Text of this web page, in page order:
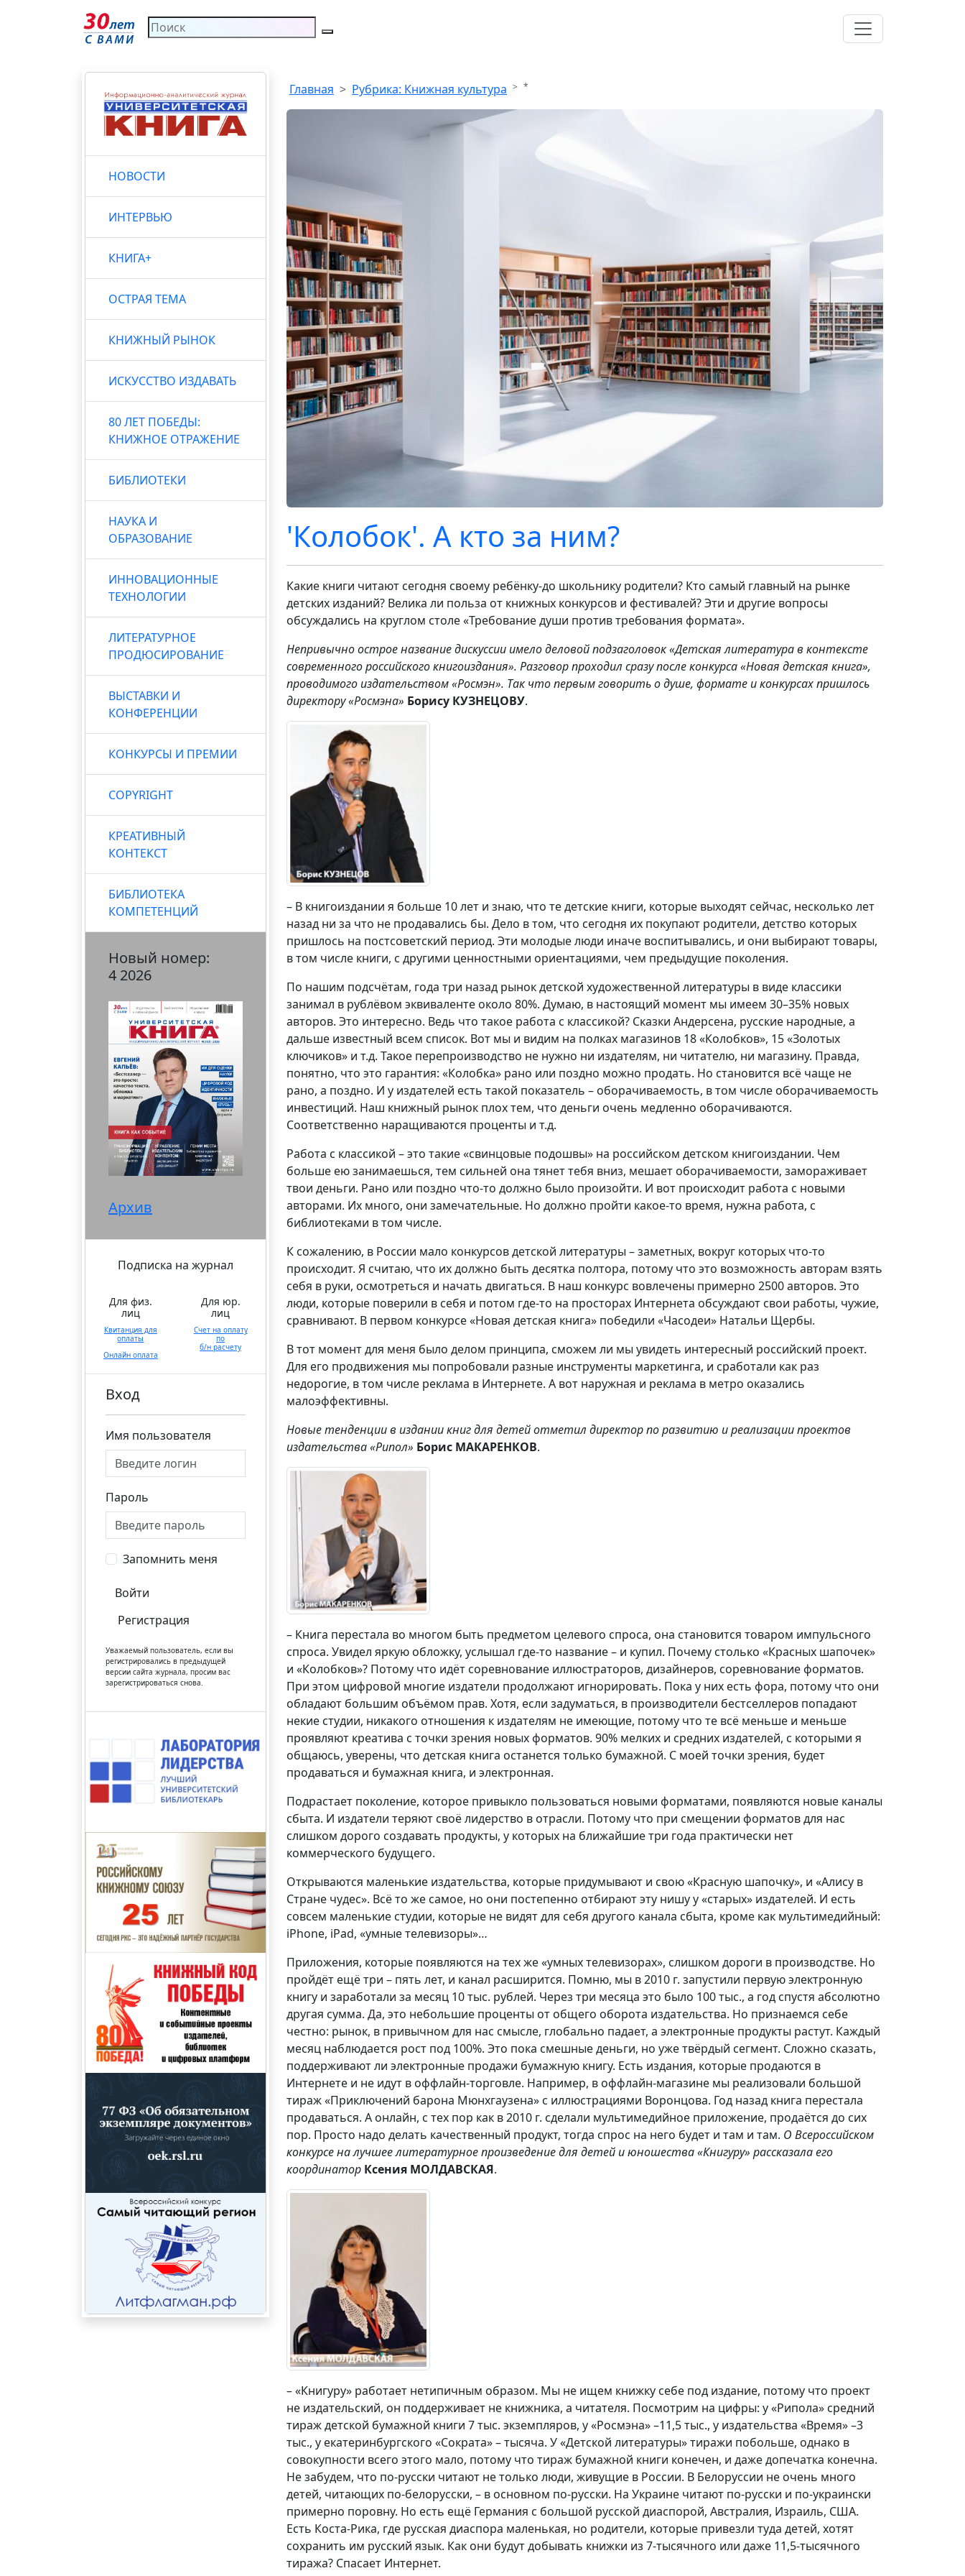
НОВОСТИ
ИНТЕРВЬЮ
КНИГА+
ОСТРАЯ ТЕМА
КНИЖНЫЙ РЫНОК
ИСКУССТВО ИЗДАВАТЬ
80 ЛЕТ ПОБЕДЫ:
КНИЖНОЕ ОТРАЖЕНИЕ
БИБЛИОТЕКИ
НАУКА И
ОБРАЗОВАНИЕ
ИННОВАЦИОННЫЕ
ТЕХНОЛОГИИ
ЛИТЕРАТУРНОЕ
ПРОДЮСИРОВАНИЕ
ВЫСТАВКИ И
КОНФЕРЕНЦИИ
КОНКУРСЫ И ПРЕМИИ
COPYRIGHT
КРЕАТИВНЫЙ
КОНТЕКСТ
БИБЛИОТЕКА
КОМПЕТЕНЦИЙ
Новый номер:
4 2026
Архив
Подписка на журнал
Для физ.
лиц
Квитанция для
оплаты
Онлайн оплата
Для юр.
лиц
Счет на оплату
по
б/н расчету
Вход
Имя пользователя
Пароль
Запомнить меня
Войти
Регистрация
Уважаемый пользователь, если вы
регистрировались в предыдущей
версии сайта журнала, просим вас
зарегистрироваться снова.
Главная Рубрика: Книжная культура *
'Колобок'. А кто за ним?
Какие книги читают сегодня своему ребёнку-до школьнику родители? Кто самый главный на рынке
детских изданий? Велика ли польза от книжных конкурсов и фестивалей? Эти и другие вопросы
обсуждались на круглом столе «Требование души против требования формата».
Непривычно острое название дискуссии имело деловой подзаголовок «Детская литература в контексте
современного российского книгоиздания». Разговор проходил сразу после конкурса «Новая детская книга»,
проводимого издательством «Росмэн». Так что первым говорить о душе, формате и конкурсах пришлось
директору «Росмэна» Борису КУЗНЕЦОВУ.
– В книгоиздании я больше 10 лет и знаю, что те детские книги, которые выходят сейчас, несколько лет
назад ни за что не продавались бы. Дело в том, что сегодня их покупают родители, детство которых
пришлось на постсоветский период. Эти молодые люди иначе воспитывались, и они выбирают товары,
в том числе книги, с другими ценностными ориентациями, чем предыдущие поколения.
По нашим подсчётам, года три назад рынок детской художественной литературы в виде классики
занимал в рублёвом эквиваленте около 80%. Думаю, в настоящий момент мы имеем 30–35% новых
авторов. Это интересно. Ведь что такое работа с классикой? Сказки Андерсена, русские народные, а
дальше известный всем список. Вот мы и видим на полках магазинов 18 «Колобков», 15 «Золотых
ключиков» и т.д. Такое перепроизводство не нужно ни издателям, ни читателю, ни магазину. Правда,
понятно, что это гарантия: «Колобка» рано или поздно можно продать. Но становится всё чаще не
рано, а поздно. И у издателей есть такой показатель – оборачиваемость, в том числе оборачиваемость
инвестиций. Наш книжный рынок плох тем, что деньги очень медленно оборачиваются.
Соответственно наращиваются проценты и т.д.
Работа с классикой – это такие «свинцовые подошвы» на российском детском книгоиздании. Чем
больше ею занимаешься, тем сильней она тянет тебя вниз, мешает оборачиваемости, замораживает
твои деньги. Рано или поздно что-то должно было произойти. И вот происходит работа с новыми
авторами. Их много, они замечательные. Но должно пройти какое-то время, нужна работа, с
библиотеками в том числе.
К сожалению, в России мало конкурсов детской литературы – заметных, вокруг которых что-то
происходит. Я считаю, что их должно быть десятка полтора, потому что это возможность авторам взять
себя в руки, осмотреться и начать двигаться. В наш конкурс вовлечены примерно 2500 авторов. Это
люди, которые поверили в себя и потом где-то на просторах Интернета обсуждают свои работы, чужие,
сравнивают. В первом конкурсе «Новая детская книга» победили «Часодеи» Натальи Щербы.
В тот момент для меня было делом принципа, сможем ли мы увидеть интересный российский проект.
Для его продвижения мы попробовали разные инструменты маркетинга, и сработали как раз
недорогие, в том числе реклама в Интернете. А вот наружная и реклама в метро оказались
малоэффективны.
Новые тенденции в издании книг для детей отметил директор по развитию и реализации проектов
издательства «Рипол» Борис МАКАРЕНКОВ.
– Книга перестала во многом быть предметом целевого спроса, она становится товаром импульсного
спроса. Увидел яркую обложку, услышал где-то название – и купил. Почему столько «Красных шапочек»
и «Колобков»? Потому что идёт соревнование иллюстраторов, дизайнеров, соревнование форматов.
При этом цифровой многие издатели продолжают игнорировать. Пока у них есть фора, потому что они
обладают большим объёмом прав. Хотя, если задуматься, в производители бестселлеров попадают
некие студии, никакого отношения к издателям не имеющие, потому что те всё меньше и меньше
проявляют креатива с точки зрения новых форматов. 90% мелких и средних издателей, с которыми я
общаюсь, уверены, что детская книга останется только бумажной. С моей точки зрения, будет
продаваться и бумажная книга, и электронная.
Подрастает поколение, которое привыкло пользоваться новыми форматами, появляются новые каналы
сбыта. И издатели теряют своё лидерство в отрасли. Потому что при смещении форматов для нас
слишком дорого создавать продукты, у которых на ближайшие три года практически нет
коммерческого будущего.
Открываются маленькие издательства, которые придумывают и свою «Красную шапочку», и «Алису в
Стране чудес». Всё то же самое, но они постепенно отбирают эту нишу у «старых» издателей. И есть
совсем маленькие студии, которые не видят для себя другого канала сбыта, кроме как мультимедийный:
iPhone, iPad, «умные телевизоры»…
Приложения, которые появляются на тех же «умных телевизорах», слишком дороги в производстве. Но
пройдёт ещё три – пять лет, и канал расширится. Помню, мы в 2010 г. запустили первую электронную
книгу и заработали за месяц 10 тыс. рублей. Через три месяца это было 100 тыс., а год спустя абсолютно
другая сумма. Да, это небольшие проценты от общего оборота издательства. Но признаемся себе
честно: рынок, в привычном для нас смысле, глобально падает, а электронные продукты растут. Каждый
месяц наблюдается рост под 100%. Это пока смешные деньги, но уже твёрдый сегмент. Сложно сказать,
поддерживают ли электронные продажи бумажную книгу. Есть издания, которые продаются в
Интернете и не идут в оффлайн-торговле. Например, в оффлайн-магазине мы реализовали большой
тираж «Приключений барона Мюнхгаузена» с иллюстрациями Воронцова. Год назад книга перестала
продаваться. А онлайн, с тех пор как в 2010 г. сделали мультимедийное приложение, продаётся до сих
пор. Просто надо делать качественный продукт, тогда спрос на него будет и там и там. О Всероссийском
конкурсе на лучшее литературное произведение для детей и юношества «Книгуру» рассказала его
координатор Ксения МОЛДАВСКАЯ.
– «Книгуру» работает нетипичным образом. Мы не ищем книжку себе под издание, потому что проект
не издательский, он поддерживает не книжника, а читателя. Посмотрим на цифры: у «Рипола» средний
тираж детской бумажной книги 7 тыс. экземпляров, у «Росмэна» –11,5 тыс., у издательства «Время» –3
тыс., у екатеринбургского «Сократа» – тысяча. У «Детской литературы» тиражи побольше, однако в
совокупности всего этого мало, потому что тираж бумажной книги конечен, и даже допечатка конечна.
Не забудем, что по-русски читают не только люди, живущие в России. В Белоруссии не очень много
детей, читающих по-белорусски, – в основном по-русски. На Украине читают по-русски и по-украински
примерно поровну. Но есть ещё Германия с большой русской диаспорой, Австралия, Израиль, США.
Есть Коста-Рика, где русская диаспора маленькая, но родители, которые привезли туда детей, хотят
сохранить им русский язык. Как они будут добывать книжки из 7-тысячного или даже 11,5-тысячного
тиража? Спасает Интернет.